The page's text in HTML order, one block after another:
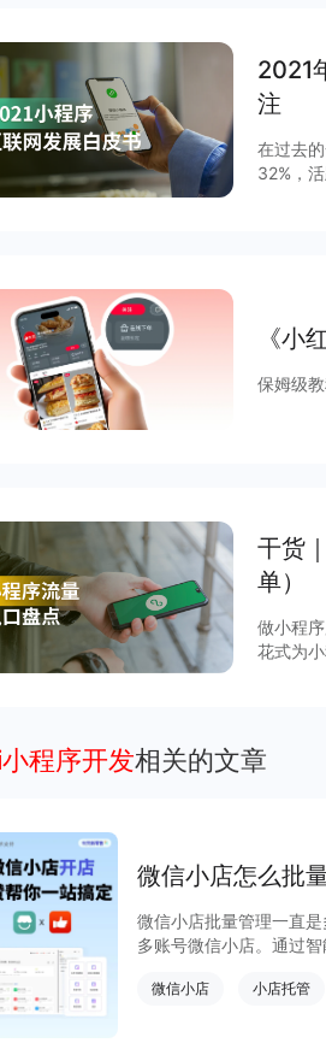
2021
注
在过去
32%，
项升级
《小
保姆级
干货
单）
做小程
花式为
程序开发相关的文章
微信小店怎么批
微信小店批量管理一直
多账号微信小店。通过
微信小店 小店托管